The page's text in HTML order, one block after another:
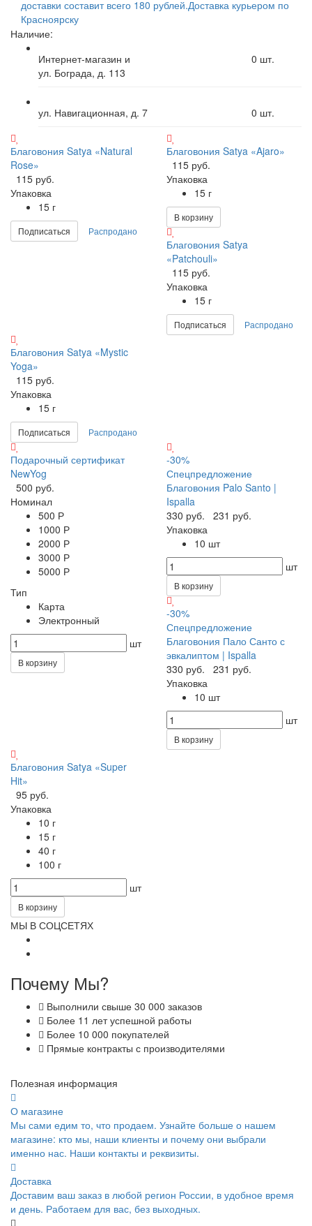
доставки составит всего 180 рублей.Доставка курьером по
Красноярску
Наличие:
Интернет-магазин и
ул. Бограда, д. 113
0 шт.
ул. Навигационная, д. 7 0 шт.
Благовония Satya «Natural
Rose»
115 руб.
Упаковка
15 г
Подписаться Распродано
Благовония Satya «Ajaro»
115 руб.
Упаковка
15 г
В корзину
Благовония Satya
«Patchouli»
115 руб.
Упаковка
15 г
Подписаться Распродано
Благовония Satya «Mystic
Yoga»
115 руб.
Упаковка
15 г
Подписаться Распродано
Подарочный сертификат
NewYog
500 руб.
Номинал
500 Р
1000 Р
2000 Р
3000 Р
5000 Р
Тип
Карта
Электронный
шт
В корзину
-30%
Спецпредложение
Благовония Palo Santo |
Ispalla
330 руб.
231 руб.
Упаковка
10 шт
шт
В корзину
-30%
Спецпредложение
Благовония Пало Санто с
эвкалиптом | Ispalla
330 руб.
231 руб.
Упаковка
10 шт
шт
В корзину
Благовония Satya «Super
Hit»
95 руб.
Упаковка
10 г
15 г
40 г
100 г
шт
В корзину
МЫ В СОЦСЕТЯХ
Почему Мы?
Выполнили свыше 30 000 заказов
Более 11 лет успешной работы
Более 10 000 покупателей
Прямые контракты с производителями
Полезная информация
О магазине
Мы сами едим то, что продаем. Узнайте больше о нашем
магазине: кто мы, наши клиенты и почему они выбрали
именно нас. Наши контакты и реквизиты.
Доставка
Доставим ваш заказ в любой регион России, в удобное время
и день. Работаем для вас, без выходных.